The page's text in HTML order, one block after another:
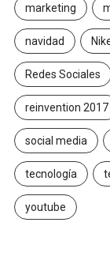
marketing
navidad
Redes Sociales
reinvention 2017
social media
tecnología
youtube